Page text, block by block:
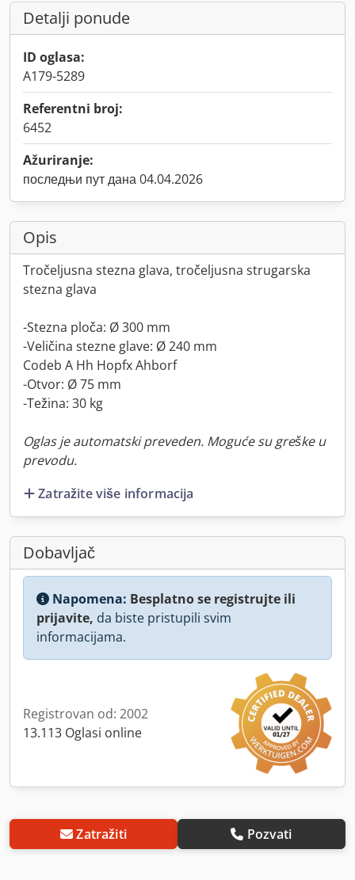
Detalji ponude
ID oglasa:
A179-5289
Referentni broj:
6452
Ažuriranje:
последњи пут дана 04.04.2026
Opis
Tročeljusna stezna glava, tročeljusna strugarska
stezna glava
-Stezna ploča: Ø 300 mm
-Veličina stezne glave: Ø 240 mm
Codeb A Hh Hopfx Ahborf
-Otvor: Ø 75 mm
-Težina: 30 kg
Oglas je automatski preveden. Moguće su greške u
prevodu.
Zatražite više informacija
Dobavljač
Napomena: Besplatno se registrujte ili
prijavite, da biste pristupili svim
informacijama.
Registrovan od: 2002
13.113 Oglasi online
Zatražiti Pozvati